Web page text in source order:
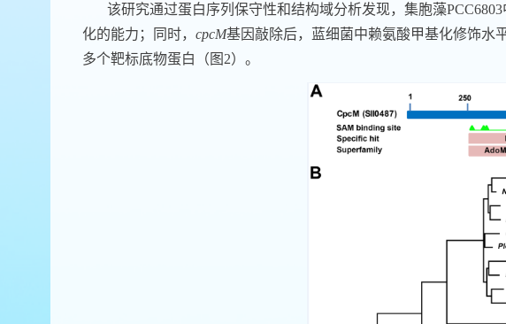
该研究通过蛋白序列保守性和结构域分析发现，集胞藻PCC6803
化的能力；同时， cpcM基因敲除后，蓝细菌中赖氨酸甲基化修饰水
多个靶标底物蛋白（图 2）。